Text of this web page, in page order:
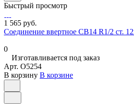
Быстрый просмотр
1 565 руб.
Соединение ввертное СВ14 R1/2 ст.
0
Изготавливается под заказ
Арт. O5254
В корзину В корзине